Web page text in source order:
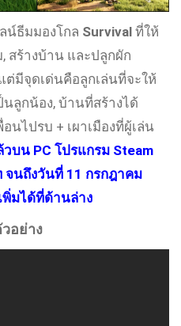
น์ธีมมองโกล Survival ที่ให้
สร้างบ้าน และปลูกผัก
ต่มีจุดเด่นคือลูกเล่นที่จะให้
นลูกน้อง, บ้านที่สร้างได้
นไปรบ + เผาเมืองที่ผู้เล่น
บน PC โปรแกรม Steam
จนถึงวันที่ 11 กรกฎาคม
พิ่มได้ที่ด้านล่าง
อย่าง